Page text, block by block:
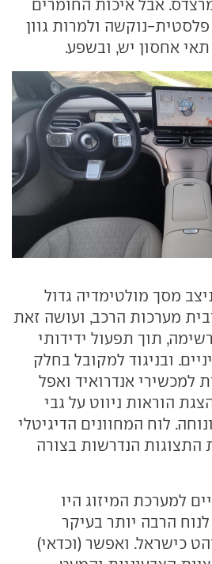
אבל איכות החומרים
נוקשה ולמרות גוון
אחסון יש, ובשפע.
מסך מולטימדיה גדול
מרבית מערכות הרכב, ועושה זאת
תוך תפעול ידידותי
ובניגוד למקובל בחלק
למכשירי אנדרואיד ואפל
הוראות ניווט על גבי
לוח המחוונים הדיגיטלי
את התצוגות הנדרשות בצורה
למערכת המיזוג היו
הרבה יותר בעיקר
כישראל. ואפשר (וכדאי)